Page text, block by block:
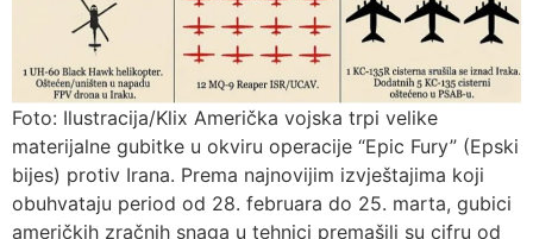
Foto: Ilustracija/Klix Američka vojska trpi velike
materijalne gubitke u okviru operacije “Epic Fury” (Epski
bijes) protiv Irana. Prema najnovijim izvještajima koji
obuhvataju period od 28. februara do 25. marta, gubici
američkih zračnih snaga u tehnici premašili su cifru od